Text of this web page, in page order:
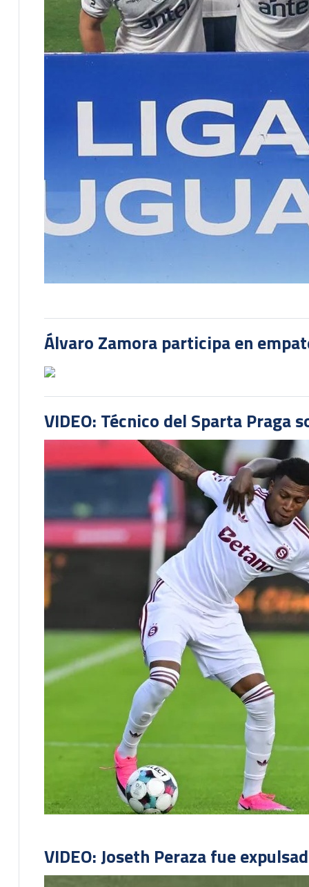
Álvaro Zamora participa en
VIDEO: Técnico del Sparta
VIDEO: Joseth Peraza fue